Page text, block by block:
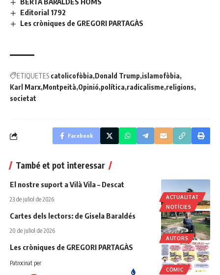
Editorial 1792
Les cròniques de GREGORI PARTAGÀS
ETIQUETES catolicofòbia Donald Trump islamofòbia
Karl Marx Montpeità Opinió política radicalisme religions
societat
Facebook
També et pot interessar
ACTUALITAT
NOTÍCIES
El nostre suport a Vilà Vila – Descat
23 de juliol de 2026
AUTORS
Cartes dels lectors: de Gisela Baraldés
20 de juliol de 2026
CÒMIC
Les cròniques de GREGORI PARTAGÀS
Patrocinat per